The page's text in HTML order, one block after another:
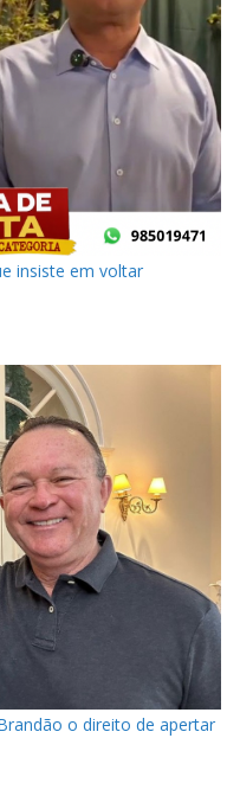
insiste em voltar
o direito de apertar